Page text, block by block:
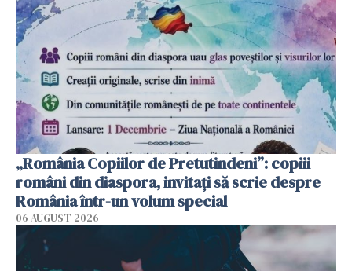
„România Copiilor de Pretutindeni”: copiii
români din diaspora, invitați să scrie despre
România într-un volum special
06 AUGUST 2026